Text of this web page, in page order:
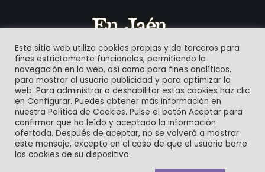
© 1993-2024 | ConGlamour Eventos & Comunicación
Aviso Legal
Política de Privacidad y Protección de datos
Bases legales Club Amigos conglamour.es
Política de Cookies
Este sitio web utiliza cookies propias y de terceros para
fines estrictamente funcionales, permitiendo la
navegación en la web, así como para fines analíticos,
para mostrar al usuario publicidad y para optimizar la
web. Para administrar o deshabilitar estas cookies haz clic
en Configurar. Puedes obtener más información en
nuestra Política de Cookies. Pulse el botón Aceptar para
confirmar que ha leído y aceptado la información
ofertada. Después de aceptar, no se volverá a mostrar
este mensaje, excepto en el caso de que el usuario borre
las cookies de su dispositivo.